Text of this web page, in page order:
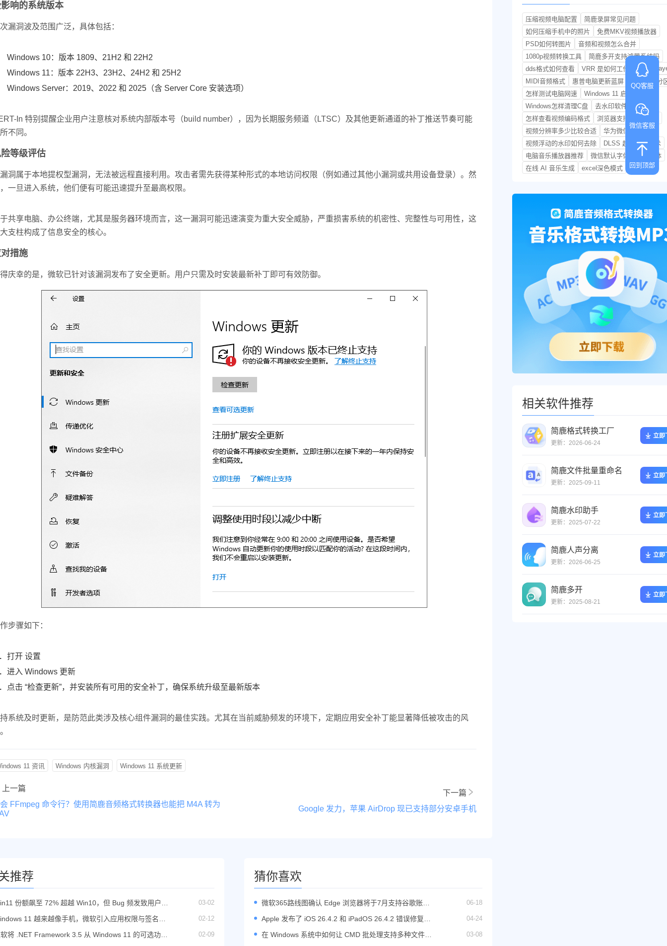
响的系统版本
漏洞波及范围广泛，具体包括：
Windows 10：版本 1809、21H2 和 22H2
Windows 11：版本 22H3、23H2、24H2 和 25H2
Windows Server：2019、2022 和 2025（含 Server Core 安装选项）
In 特别提醒企业用户注意核对系统内部版本号（build number），因为长期服务频道（LTSC）及其他更新通道的补丁推送节奏可能
不同。
等级评估
洞属于本地提权型漏洞，无法被远程直接利用。攻击者需先获得某种形式的本地访问权限（例如通过其他小漏洞或共用设备登录）。然
一旦进入系统，他们便有可能迅速提升至最高权限。
共享电脑、办公终端，尤其是服务器环境而言，这一漏洞可能迅速演变为重大安全威胁，严重损害系统的机密性、完整性与可用性，这
支柱构成了信息安全的核心。
措施
庆幸的是，微软已针对该漏洞发布了安全更新。用户只需及时安装最新补丁即可有效防御。
步骤如下：
打开 设置
进入 Windows 更新
点击 “检查更新”，并安装所有可用的安全补丁，确保系统升级至最新版本
系统及时更新，是防范此类涉及核心组件漏洞的最佳实践。尤其在当前威胁频发的环境下，定期应用安全补丁能显著降低被攻击的风
11 资讯 Windows 内核漏洞 Windows 11 系统更新
上一篇
FFmpeg 命令行？使用简鹿音频格式转换器也能把 M4A 转为
下一篇
Google 发力，苹果 AirDrop 现已支持部分安卓手机
推荐
份额飙至 72% 超越 Win10，但 Bug 频发致用户不
03-02
11 越来越像手机，微软引入应用权限与签名强
02-12
将 .NET Framework 3.5 从 Windows 11 的可选功能
02-09
猜你喜欢
微软365路线图确认 Edge 浏览器将于7月支持谷歌账号
06-18
Apple 发布了 iOS 26.4.2 和 iPadOS 26.4.2 错误修复与
04-24
在 Windows 系统中如何让 CMD 批处理支持多种文件类
03-08
压缩视频电脑配置
简鹿录屏常见问题
如何压缩手机中的照片
免费MKV视频播放器
PSD如何转图片
音频和视频怎么合并
1080p视频转换工具
简鹿多开支持鸿蒙系统吗
dds格式如何查看
VRR 是如何工作的
MIDI音频格式
惠普电脑更新蓝屏
硬盘怎样分
怎样测试电脑网速
Windows 11 启动盘制作
Windows怎样清理C盘
去水印软件哪个好用
怎样查看视频编码格式
浏览器支持 JPEG XL
视频分辨率多少比较合适
华为微信怎么分身
视频浮动的水印如何去除
DLSS 超分辨率技术
电脑音乐播放器推荐
微信默认字体是什么字体
在线 AI 音乐生成
excel深色模式
相关软件推荐
简鹿格式转换工厂
更新：2026-06-24
立即
简鹿文件批量重命名
更新：2025-09-11
立即
简鹿水印助手
更新：2025-07-22
立即
简鹿人声分离
更新：2026-06-25
立即
简鹿多开
更新：2025-08-21
立即
QQ客服
微信客服
回到顶部